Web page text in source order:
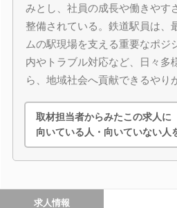
みとし、社員の成長や働きやす
整備されている。鉄道駅員は、
ムの駅現場を支える重要なポジ
内やトラブル対応など、日々多
ら、地域社会へ貢献できるやり
取材担当者からみたこの求人に
向いている人・向いていない人
求人情報